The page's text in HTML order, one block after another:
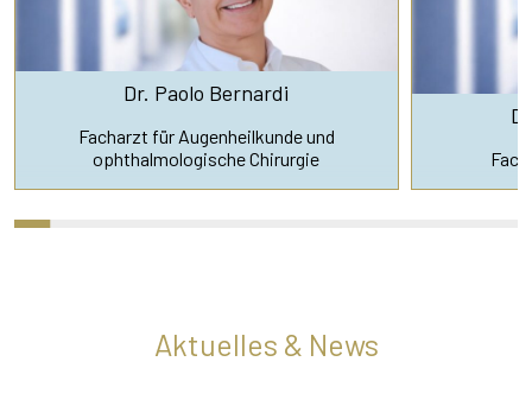
Dr. Paolo Bernardi
Facharzt für Augenheilkunde und
ophthalmologische Chirurgie
Aktuelles & News